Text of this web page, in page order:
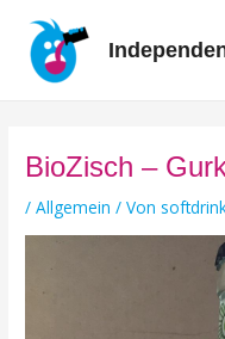
Inhalt
springen
BioZisch –
/Allgemein / Von